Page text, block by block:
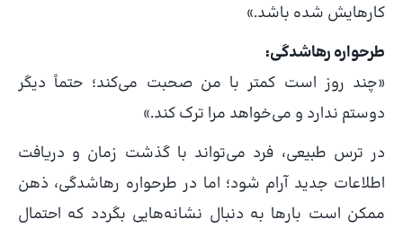
کارهایش شده باشد.»
طرحواره رهاشدگی:
«چند روز است کمتر با من صحبت می‌کند؛ حتماً دیگر
دوستم ندارد و می‌خواهد مرا ترک کند.»
در ترس طبیعی، فرد می‌تواند با گذشت زمان و دریافت
اطلاعات جدید آرام شود؛ اما در طرحواره رهاشدگی، ذهن
ممکن است بارها به دنبال نشانه‌هایی بگردد که احتمال